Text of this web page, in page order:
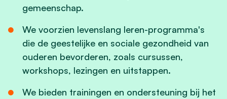
gemeenschap.
We voorzien levenslang leren-programma's
die de geestelijke en sociale gezondheid van
ouderen bevorderen, zoals cursussen,
workshops, lezingen en uitstappen.
We bieden trainingen en ondersteuning bij het